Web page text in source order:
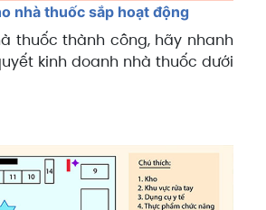
nhà thuốc sắp hoạt động
thuốc thành công, hãy nhanh
kinh doanh nhà thuốc dưới